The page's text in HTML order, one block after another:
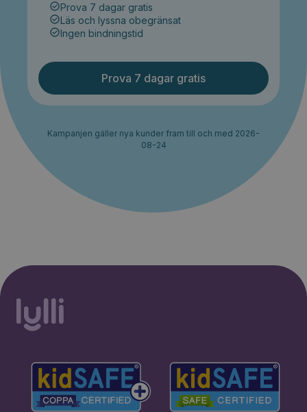
Prova 7 dagar gratis
Läs och lyssna obegränsat
Ingen bindningstid
Prova 7 dagar gratis
Kampanjen gäller nya kunder fram till och med 2026-
08-24